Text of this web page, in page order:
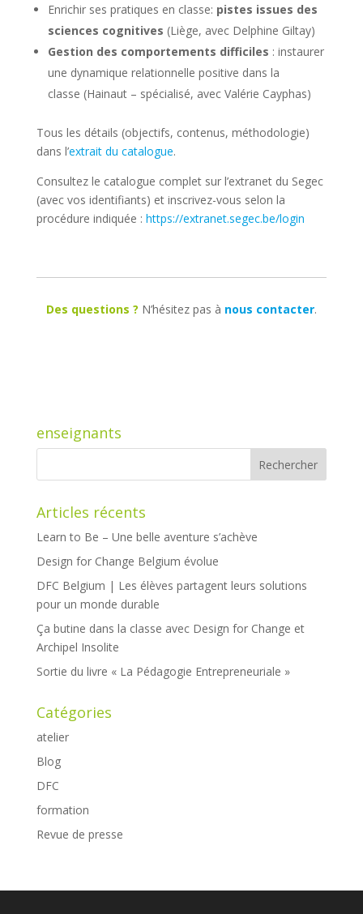
Enrichir ses pratiques en classe: pistes issues des
sciences cognitives (Liège, avec Delphine Giltay)
Gestion des comportements difficiles : instaurer
une dynamique relationnelle positive dans la
classe (Hainaut – spécialisé, avec Valérie Cayphas)
Tous les détails (objectifs, contenus, méthodologie)
dans l’extrait du catalogue.
Consultez le catalogue complet sur l’extranet du Segec
(avec vos identifiants) et inscrivez-vous selon la
procédure indiquée : https://extranet.segec.be/login
Des questions ? N’hésitez pas à nous contacter.
enseignants
Articles récents
Learn to Be – Une belle aventure s’achève
Design for Change Belgium évolue
DFC Belgium | Les élèves partagent leurs solutions
pour un monde durable
Ça butine dans la classe avec Design for Change et
Archipel Insolite
Sortie du livre « La Pédagogie Entrepreneuriale »
Catégories
atelier
Blog
DFC
formation
Revue de presse